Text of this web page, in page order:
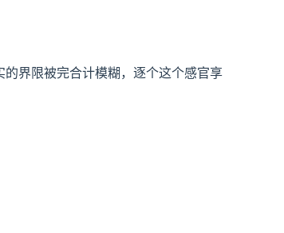
界限被完合计模糊，逐个这个感官享